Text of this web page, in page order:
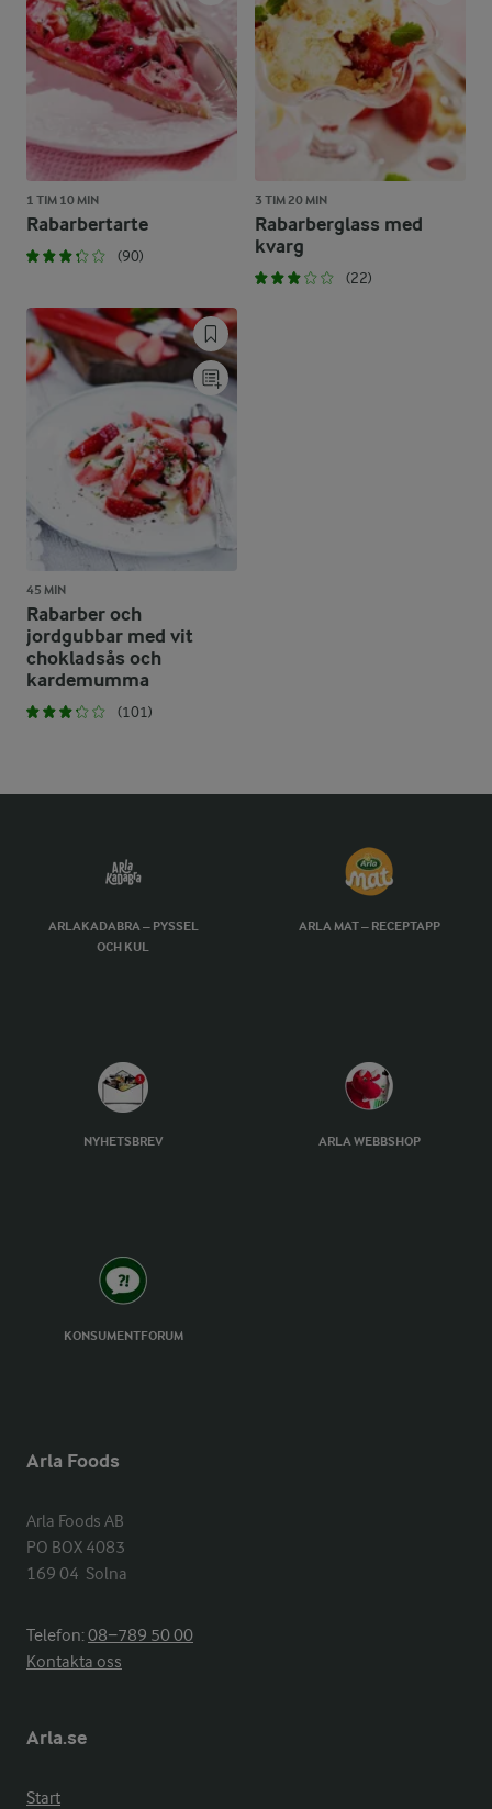
1 TIM 10 MIN
Rabarbertarte
(90)
3 TIM 20 MIN
Rabarberglass med
kvarg
(22)
45 MIN
Rabarber och
jordgubbar med vit
chokladsås och
kardemumma
(101)
ARLAKADABRA – PYSSEL
OCH KUL
ARLA MAT – RECEPTAPP
NYHETSBREV ARLA WEBBSHOP
KONSUMENTFORUM
Arla Foods
Arla Foods AB
PO BOX 4083
169 04  Solna
Telefon:08−789 50 00
Kontakta oss
Arla.se
Start